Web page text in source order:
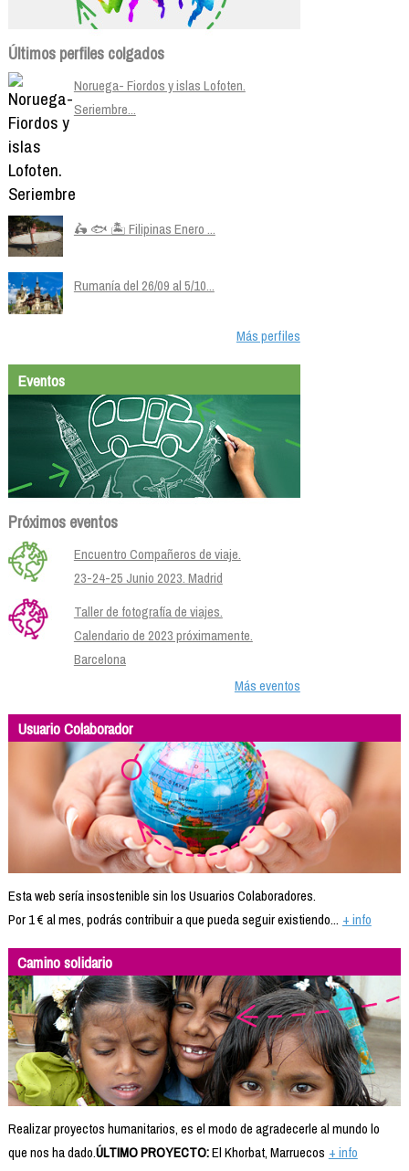
Últimos perfiles colgados
Noruega- Fiordos y islas Lofoten.
Seriembre...
🛵 🐟 🏝️ Filipinas Enero ...
Rumanía del 26/09 al 5/10...
Más perfiles
Eventos
Próximos eventos
Encuentro Compañeros de viaje.
23-24-25 Junio 2023. Madrid
Taller de fotografía de viajes.
Calendario de 2023 próximamente.
Barcelona
Más eventos
Usuario Colaborador
Esta web sería insostenible sin los Usuarios Colaboradores.
Por 1 € al mes, podrás contribuir a que pueda seguir existiendo... + info
Camino solidario
Realizar proyectos humanitarios, es el modo de agradecerle al mundo lo
que nos ha dado.ÚLTIMO PROYECTO:El Khorbat, Marruecos + info